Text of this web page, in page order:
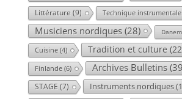
Littérature (9) Technique instrumentale
Musiciens nordiques(28)
Cuisine(4) Tradition et culture
Finlande(6) Archives Bulletins
STAGE (7) Instruments nordiques